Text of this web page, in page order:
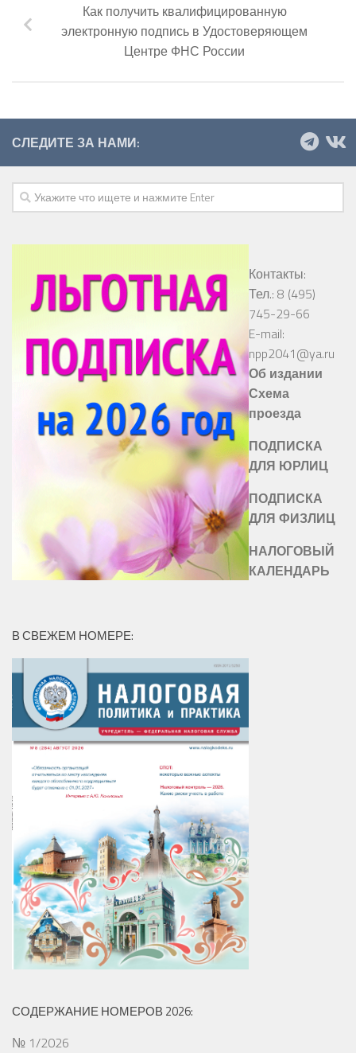
Как получить квалифицированную
электронную подпись в Удостоверяющем
Центре ФНС России
СЛЕДИТЕ ЗА НАМИ:
Контакты:
Тел.: 8 (495)
745-29-66
E-mail:
npp2041@ya.ru
Об издании
Схема
проезда
ПОДПИСКА
ДЛЯ ЮРЛИЦ
ПОДПИСКА
ДЛЯ ФИЗЛИЦ
НАЛОГОВЫЙ
КАЛЕНДАРЬ
В СВЕЖЕМ НОМЕРЕ:
СОДЕРЖАНИЕ НОМЕРОВ 2026:
№ 1/2026